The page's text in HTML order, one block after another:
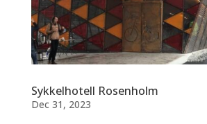
Sykkelhotell Rosenholm
Dec 31, 2023